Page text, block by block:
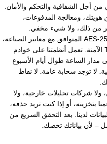
من أجل الشفافية والتحكم والأمان.
ومعالجة المدفوعات،
من ذلك، ولا شيء مخفي.
تُخزَّن جميع معلوماتك باستخدام تشفير AES-256 المتوافق مع معايير الصناعة،
وجميع الاتصالات محمية ببروتوكولات TLS الآمنة. تعمل أنظمتنا على خوادم
الساعة طوال أيام الأسبوع
لا توجد سحابة عامة. لا نقاط
ولا شركات تحليلات خارجية، ولا
بتخزينه، أو إذا كنت تريد حذفه،
لدينا. بعد التحقق السريع من